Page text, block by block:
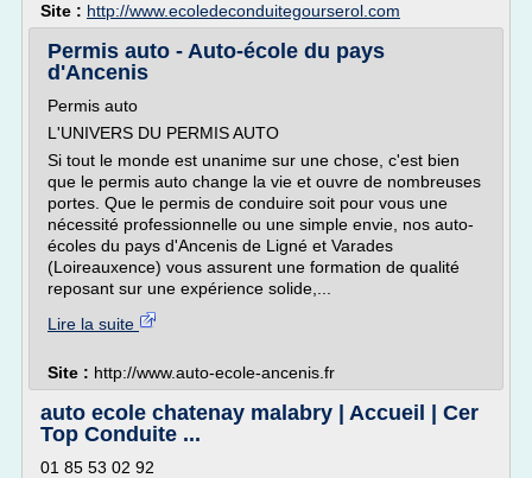
Site : http://www.ecoledeconduitegourserol.com
Permis auto - Auto-école du pays
d'Ancenis
Permis auto
L'UNIVERS DU PERMIS AUTO
Si tout le monde est unanime sur une chose, c'est bien
que le permis auto change la vie et ouvre de nombreuses
portes. Que le permis de conduire soit pour vous une
nécessité professionnelle ou une simple envie, nos auto-
écoles du pays d'Ancenis de Ligné et Varades
(Loireauxence) vous assurent une formation de qualité
reposant sur une expérience solide,...
Lire la suite
Site : http://www.auto-ecole-ancenis.fr
auto ecole chatenay malabry | Accueil | Cer
Top Conduite ...
01 85 53 02 92